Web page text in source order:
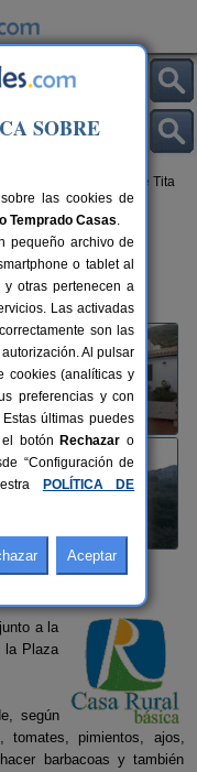
> La Casa de Tita
km de Málaga
a la
la Plaza
según
tomates, pimientos, ajos,
barbacoas y también
SOBRE
las cookies de
Temprado Casas.
pequeño archivo de
o tablet al
y otras pertenecen a
Las activadas
son las
Al pulsar
cookies (analíticas y
preferencias y con
últimas puedes
botón Rechazar o
“Configuración de
POLÍTICA DE